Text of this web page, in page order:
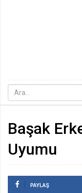
Başak
Uyumu
PAYLAŞ